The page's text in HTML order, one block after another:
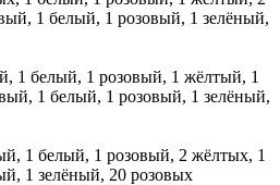
1 белый, 1 розовый, 1 зелёный,
1 белый, 1 розовый, 1 жёлтый, 1
1 белый, 1 розовый, 1 зелёный,
1 белый, 1 розовый, 2 жёлтых, 1
1 зелёный, 20 розовых